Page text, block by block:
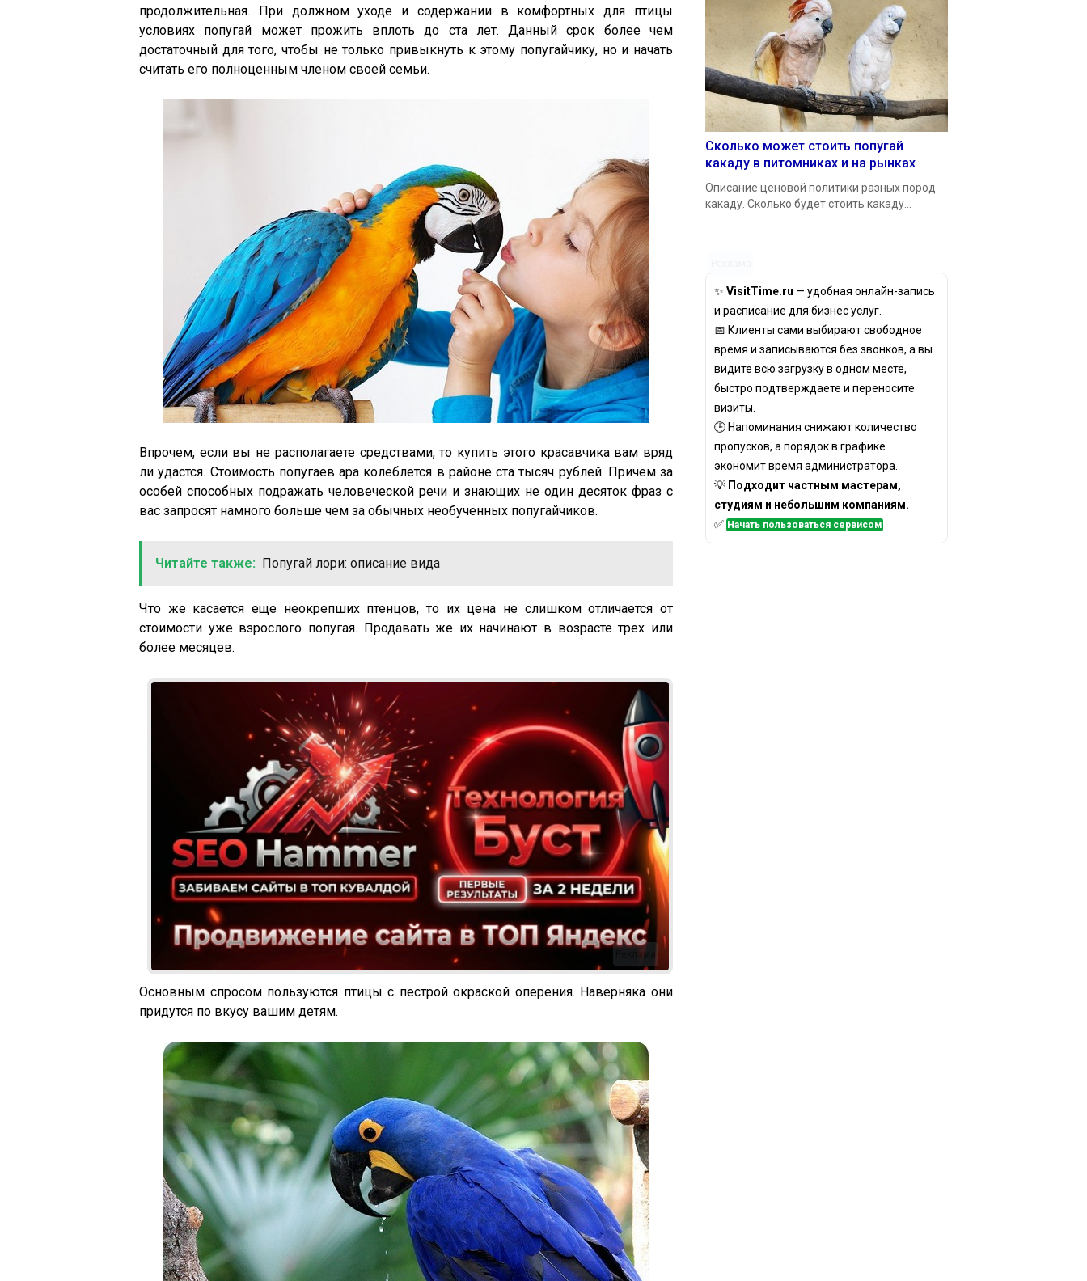
продолжительная. При должном уходе и содержании в комфортных для птицы
условиях попугай может прожить вплоть до ста лет. Данный срок более чем
достаточный для того, чтобы не только привыкнуть к этому попугайчику, но и начать
считать его полноценным членом своей семьи.
Впрочем, если вы не располагаете средствами, то купить этого красавчика вам вряд
ли удастся. Стоимость попугаев ара колеблется в районе ста тысяч рублей. Причем за
особей способных подражать человеческой речи и знающих не один десяток фраз с
вас запросят намного больше чем за обычных необученных попугайчиков.
Читайте также: Попугай лори: описание вида
Что же касается еще неокрепших птенцов, то их цена не слишком отличается от
стоимости уже взрослого попугая. Продавать же их начинают в возрасте трех или
более месяцев.
Реклама
Основным спросом пользуются птицы с пестрой окраской оперения. Наверняка они
придутся по вкусу вашим детям.
Сколько может стоить попугай
какаду в питомниках и на рынках
Описание ценовой политики разных пород
какаду. Сколько будет стоить какаду...
✨ VisitTime.ru — удобная онлайн-запись
и расписание для бизнес услуг.
📅 Клиенты сами выбирают свободное
время и записываются без звонков, а вы
видите всю загрузку в одном месте,
быстро подтверждаете и переносите
визиты.
🕒 Напоминания снижают количество
пропусков, а порядок в графике
экономит время администратора.
💡 Подходит частным мастерам,
студиям и небольшим компаниям.
✅ Начать пользоваться сервисом